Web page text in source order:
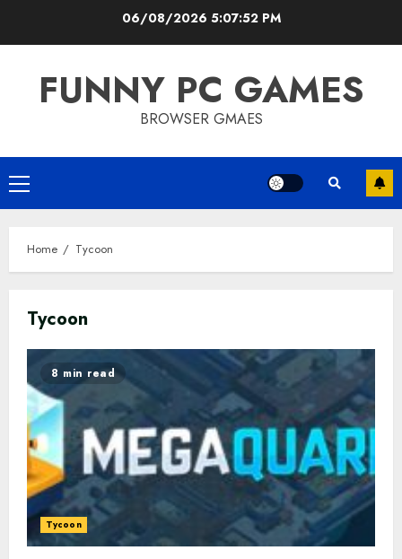
06/08/2026 5:07:53 PM
FUNNY PC GAMES
BROWSER GMAES
Primary
Menu
Home Tycoon
Tycoon
8 min read
Tycoon